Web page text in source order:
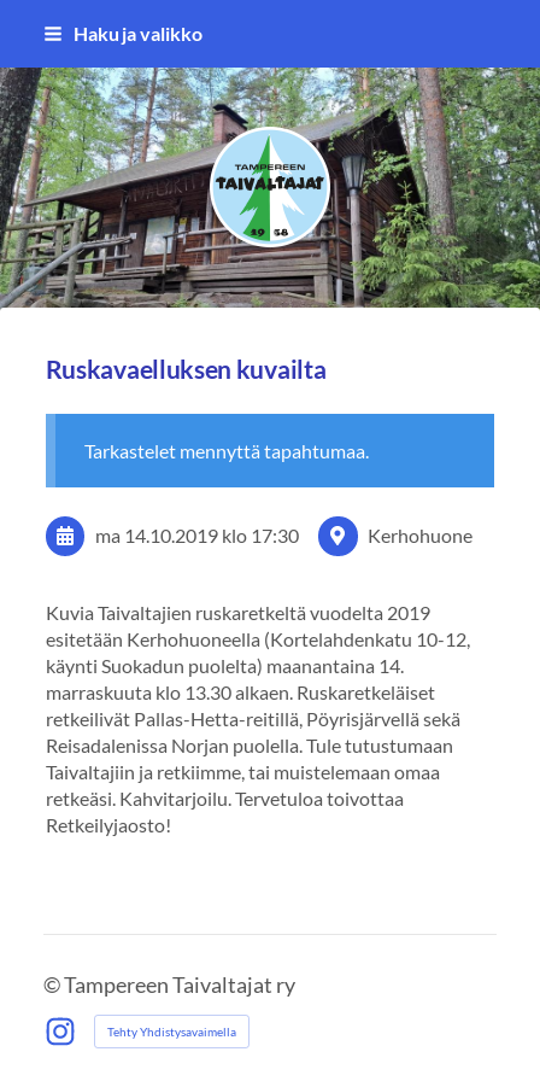
Siirry
sisältöön
Haku ja valikko
Tampereen Taivaltajat ry
Ruskavaelluksen kuvailta
Tarkastelet mennyttä tapahtumaa.
ma 14.10.2019 klo 17:30 Kerhohuone
Kuvia Taivaltajien ruskaretkeltä vuodelta 2019
esitetään Kerhohuoneella (Kortelahdenkatu 10-12,
käynti Suokadun puolelta) maanantaina 14.
marraskuuta klo 13.30 alkaen. Ruskaretkeläiset
retkeilivät Pallas-Hetta-reitillä, Pöyrisjärvellä sekä
Reisadalenissa Norjan puolella. Tule tutustumaan
Taivaltajiin ja retkiimme, tai muistelemaan omaa
retkeäsi. Kahvitarjoilu. Tervetuloa toivottaa
Retkeilyjaosto!
©Tampereen Taivaltajat ry
Instagram
Tehty Yhdistysavaimella